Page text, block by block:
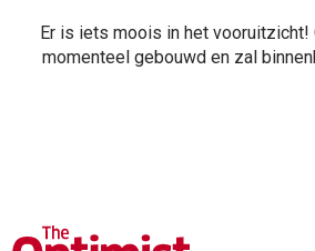
Er is iets moois in het
momenteel gebouwd en zal